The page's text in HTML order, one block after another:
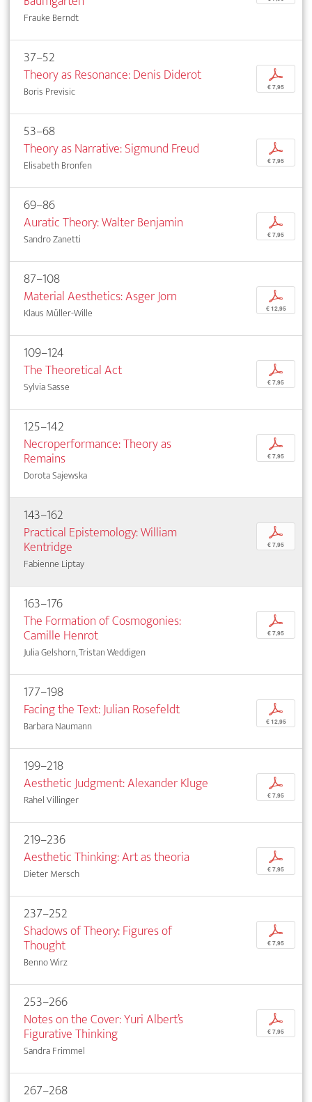
Frauke Berndt
37–52
Theory as Resonance: Denis Diderot
Boris Previsic
p
€ 7,95
53–68
Theory as Narrative: Sigmund Freud
Elisabeth Bronfen
p
€ 7,95
69–86
Auratic Theory: Walter Benjamin
Sandro Zanetti
p
€ 7,95
87–108
Material Aesthetics: Asger Jorn
Klaus Müller-Wille
p
€ 12,95
109–124
The Theoretical Act
Sylvia Sasse
p
€ 7,95
125–142
Necroperformance: Theory as
Remains
Dorota Sajewska
p
€ 7,95
143–162
Practical Epistemology: William
Kentridge
Fabienne Liptay
p
€ 7,95
163–176
The Formation of Cosmogonies:
Camille Henrot
Julia Gelshorn, Tristan Weddigen
p
€ 7,95
177–198
Facing the Text: Julian Rosefeldt
Barbara Naumann
p
€ 12,95
199–218
Aesthetic Judgment: Alexander Kluge
Rahel Villinger
p
€ 7,95
219–236
Aesthetic Thinking: Art as theoria
Dieter Mersch
p
€ 7,95
237–252
Shadows of Theory: Figures of
Thought
Benno Wirz
p
€ 7,95
253–266
Notes on the Cover: Yuri Albert’s
Figurative Thinking
Sandra Frimmel
p
€ 7,95
267–268